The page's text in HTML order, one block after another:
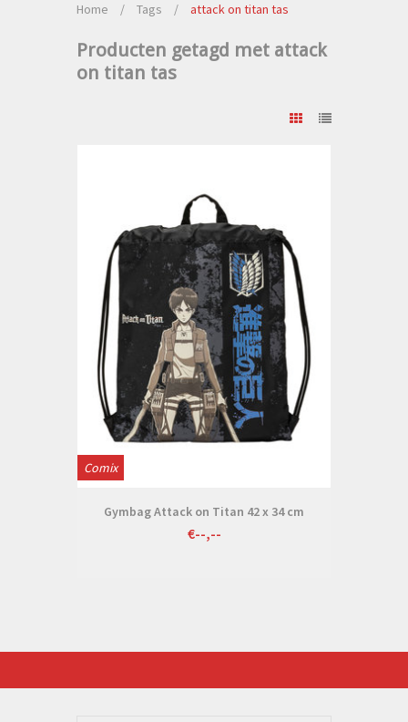
Home / Tags / attack on titan tas
Producten getagd met attack
on titan tas
Comix
Gymbag Attack on Titan 42 x 34 cm
€--,--